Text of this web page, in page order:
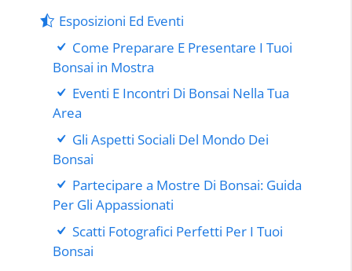
Esposizioni Ed Eventi
Come Preparare E Presentare I Tuoi
Bonsai in Mostra
Eventi E Incontri Di Bonsai Nella Tua
Area
Gli Aspetti Sociali Del Mondo Dei
Bonsai
Partecipare a Mostre Di Bonsai: Guida
Per Gli Appassionati
Scatti Fotografici Perfetti Per I Tuoi
Bonsai